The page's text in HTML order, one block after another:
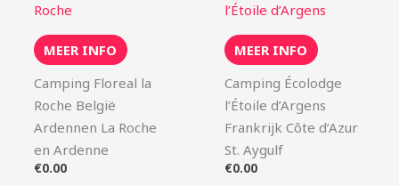
Roche
MEER INFO
Camping Floreal la
Roche België
Ardennen La Roche
en Ardenne
€0.00
l’Étoile d’Argens
MEER INFO
Camping Écolodge
l’Étoile d’Argens
Frankrijk Côte d’Azur
St. Aygulf
€0.00